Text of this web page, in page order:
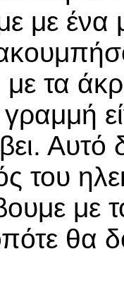
με ένα
τα
Αυτό
του
με
θα